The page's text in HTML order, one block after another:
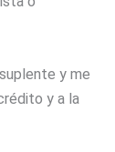
y me
y a la